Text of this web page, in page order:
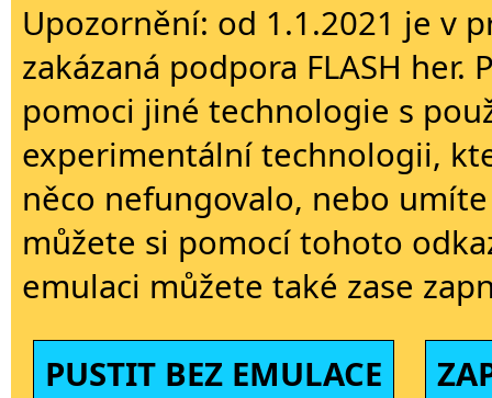
Upozornění: od 1.1.2021 je v
zakázaná podpora FLASH
pomoci jiné technologie s
experimentální technologii,
něco nefungovalo, nebo
můžete si pomocí tohoto
emulaci můžete také zase
PUSTIT BEZ EMULACE